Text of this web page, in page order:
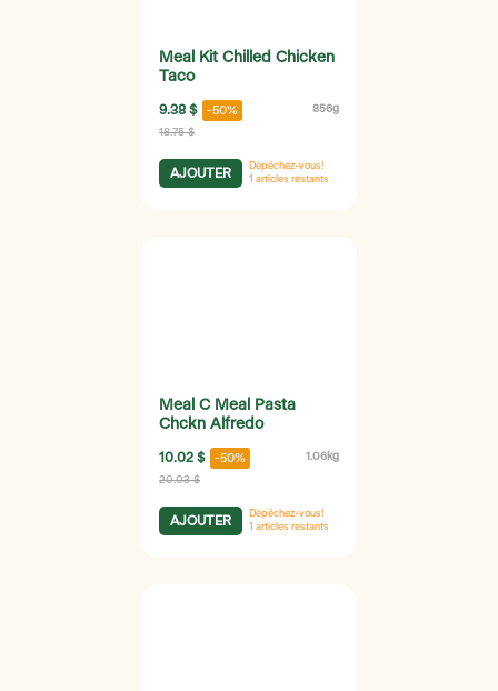
Meal Kit Chilled Chicken
Taco
9.38 $ -50% 856g
18.75 $
AJOUTER
Dépêchez-vous!
1 articles restants
Meal C Meal Pasta
Chckn Alfredo
10.02 $ -50% 1.06kg
20.03 $
AJOUTER
Dépêchez-vous!
1 articles restants